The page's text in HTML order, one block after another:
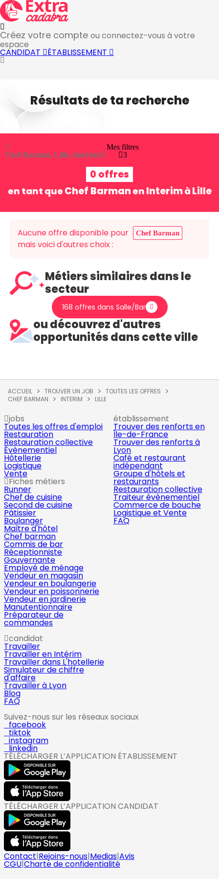
Créez votre compte ou connectez-vous à votre
espace
CANDIDAT ÉTABLISSEMENT
Résultats de ta recherche
Chef Barman, Lille, Interim3
Mes filtres
3
0 offres
en tant que Chef Barman en Interimà Lille
Aucune offre disponible pour Chef Barman
mais voici d'autres choix :
Métiers similaires dans le
secteur
168 offres dans Salle/Bar
ou découvrez d'autres
opportunités dans cette ville
ACCUEIL TROUVER UN JOB
TOUTES LES OFFRES
CHEF BARMAN
INTERIM LILLE
jobs
Toutes les offres d'emploi
Restauration
Restauration collective
Évènementiel
Hôtellerie
Logistique
Vente
Fiches métiers
Runner
Chef de cuisine
Second de cuisine
Pâtissier
Boulanger
Maître d'hôtel
Chef barman
Commis de bar
Réceptionniste
Gouvernante
Employé de ménage
Vendeur en magasin
Vendeur en boulangerie
Vendeur en poissonnerie
Vendeur en jardinerie
Manutentionnaire
Préparateur de
commandes
établissement
Trouver des renforts en
Île-de-France
Trouver des renforts à
Lyon
Café et restaurant
indépendant
Groupe d'hôtels et
restaurants
Restauration collective
Traiteur évènementiel
Commerce de bouche
Logistique et Vente
FAQ
candidat
Travailler
Travailler en Intérim
Travailler dans L'hotellerie
Simulateur de chiffre
d'affaire
Travailler à Lyon
Blog
FAQ
Suivez-nous sur les réseaux sociaux
facebook
tiktok
instagram
linkedin
TÉLÉCHARGER L’APPLICATION ÉTABLISSEMENT
TÉLÉCHARGER L’APPLICATION CANDIDAT
Contact|Rejoins-nous|Medias|Avis
CGU|Charte de confidentialité